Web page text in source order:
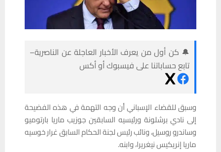
🔔 كن أول من يعرف الأخبار العاجلة عن الناصرية–
تابع حساباتنا على فيسبوك أو أكس
وسبق للقضاء الإسباني أن وجه التهمة في هذه الفضيحة
إلى نادي برشلونة ورئيسيه السابقين جوزيب ماريا بارتوميو
وساندرو روسيل، ونائب رئيس لجنة الحكام السابق غرار خوسيه
ماريا إنريكيس نيغريرا، وابنه.